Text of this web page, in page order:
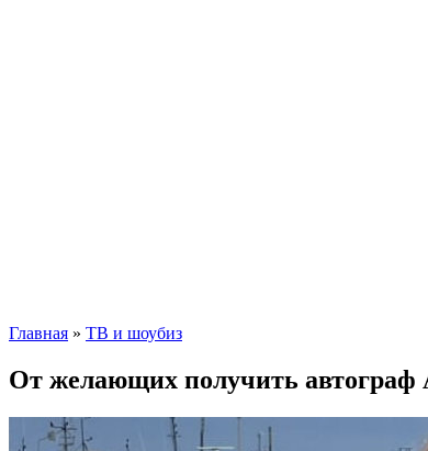
Главная » ТВ и шоубиз
От желающих получить автограф